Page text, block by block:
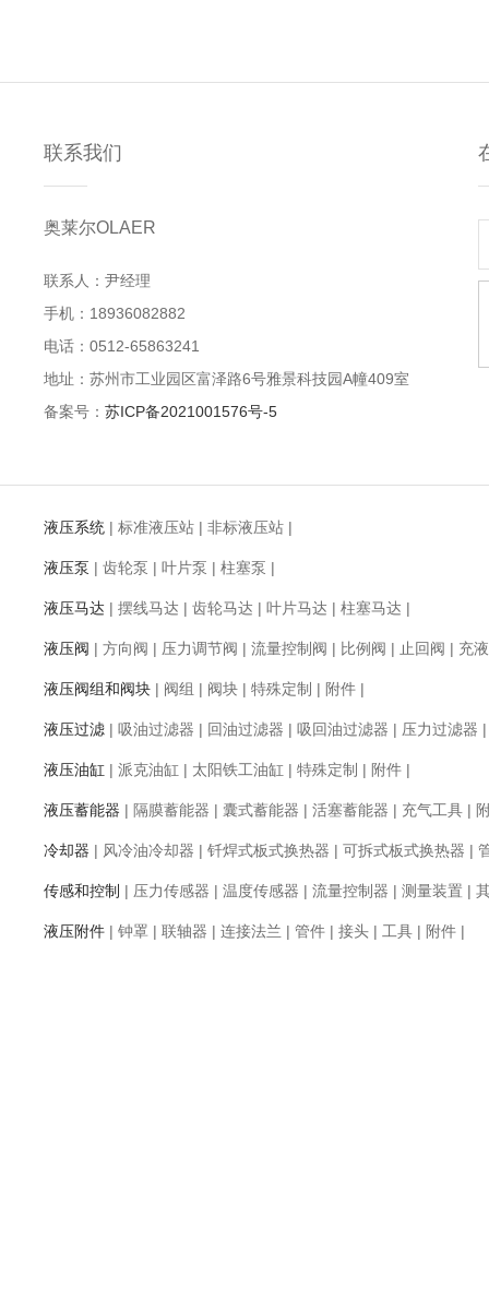
联系我们
奥莱尔OLAER
联系人：尹经理
手机：18936082882
电话：0512-65863241
地址：苏州市工业园区富泽路6号雅景科技园A幢409室
备案号： 苏ICP备2021001576号-5
液压系统 | 标准液压站 | 非标液压站 |
液压泵 | 齿轮泵 | 叶片泵 | 柱塞泵 |
液压马达 | 摆线马达 | 齿轮马达 | 叶片马达 | 柱塞马达 |
液压阀 | 方向阀 | 压力调节阀 | 流量控制阀 | 比例阀 | 止回阀 | 充
液压阀组和阀块 | 阀组 | 阀块 | 特殊定制 | 附件 |
液压过滤 | 吸油过滤器 | 回油过滤器 | 吸回油过滤器 | 压力过滤器
液压油缸 | 派克油缸 | 太阳铁工油缸 | 特殊定制 | 附件 |
液压蓄能器 | 隔膜蓄能器 | 囊式蓄能器 | 活塞蓄能器 | 充气工具 |
冷却器 | 风冷油冷却器 | 钎焊式板式换热器 | 可拆式板式换热器 |
传感和控制 | 压力传感器 | 温度传感器 | 流量控制器 | 测量装置 |
液压附件 | 钟罩 | 联轴器 | 连接法兰 | 管件 | 接头 | 工具 | 附件 |